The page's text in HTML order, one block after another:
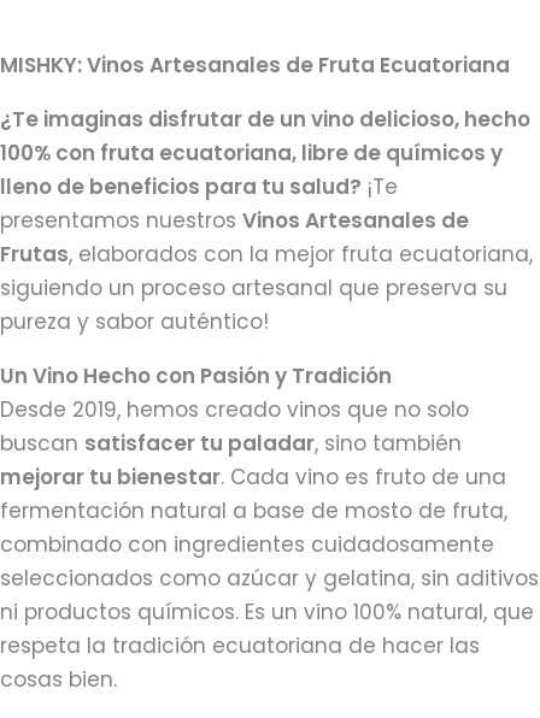
MISHKY: Vinos Artesanales de Fruta Ecuatoriana
¿Te imaginas disfrutar de un vino delicioso, hecho
100% con fruta ecuatoriana, libre de químicos y
lleno de beneficios para tu salud? ¡Te
presentamos nuestros Vinos Artesanales de
Frutas, elaborados con la mejor fruta ecuatoriana,
siguiendo un proceso artesanal que preserva su
pureza y sabor auténtico!
Un Vino Hecho con Pasión y Tradición
Desde 2019, hemos creado vinos que no solo
buscan satisfacer tu paladar, sino también
mejorar tu bienestar. Cada vino es fruto de una
fermentación natural a base de mosto de fruta,
combinado con ingredientes cuidadosamente
seleccionados como azúcar y gelatina, sin aditivos
ni productos químicos. Es un vino 100% natural, que
respeta la tradición ecuatoriana de hacer las
cosas bien.